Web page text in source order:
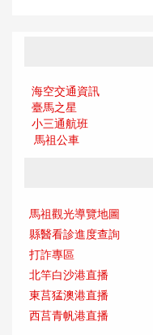
海空交通資訊
臺馬之星
小三通航班
馬祖公車
馬祖觀光導覽地圖
縣醫看診進度查詢
打詐專區
北竿白沙港直播
東莒猛澳港直播
西莒青帆港直播